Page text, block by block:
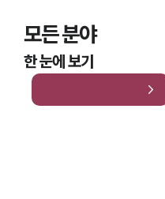
모든 분야
한 눈에 보기